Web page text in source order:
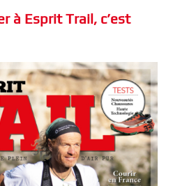
à Esprit Trail, c’est